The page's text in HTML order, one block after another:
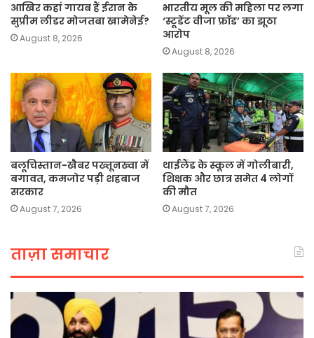
आखिर कहां गायब हैं ईरान के
सुप्रीम लीडर मोजतबा खामेनेई?
August 8, 2026
भारतीय मूल की महिला पर लगा
‘स्टूडेंट वीजा फ्रॉड’ का झूठा
आरोप
August 8, 2026
बलूचिस्तान-खैबर पख्तूनख्वा में
बगावत, कमजोर पड़ी शहबाज
सरकार
August 7, 2026
थाईलैंड के स्कूल में गोलीबारी,
शिक्षक और छात्र समेत 4 लोगों
की मौत
August 7, 2026
ताज़ा समाचार